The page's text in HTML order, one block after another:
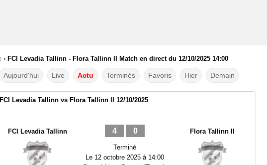
› FCI Levadia Tallinn - Flora Tallinn II Match en direct du 12/10/2025 14:00
Aujourd'hui Live Actu Terminés Favoris Hier Demain
FCI Levadia Tallinn vs Flora Tallinn II 12/10/2025
FCI Levadia Tallinn 4 0
Terminé
Le 12 octobre 2025 à 14:00
Flora Tallinn II